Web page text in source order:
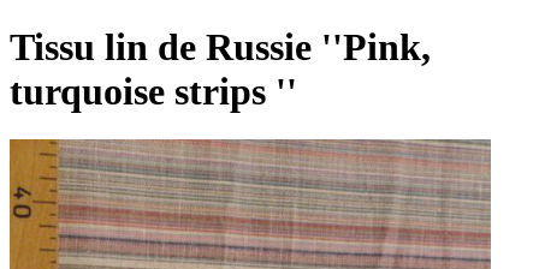
Tissu lin de Russie ''Pink,
turquoise strips ''